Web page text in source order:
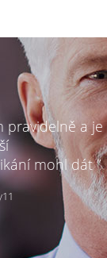
pravidelně a je
mohl dát ”